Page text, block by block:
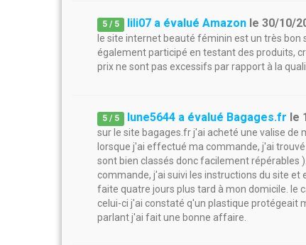
5 / 5 lili07 a évalué Amazon le30/10/
le site internet beauté féminin est un très
également participé en testant des produits,
prix ne sont pas excessifs par rapport à la
5 / 5 lune5644 a évalué Bagages.fr le
sur le site bagages.fr j'ai acheté une valise de
lorsque j'ai effectué ma commande, j'ai
sont bien classés donc facilement répérables
commande, j'ai suivi les instructions du site
faite quatre jours plus tard à mon domicile. le
celui-ci j'ai constaté q'un plastique protégeait
parlant j'ai fait une bonne affaire.